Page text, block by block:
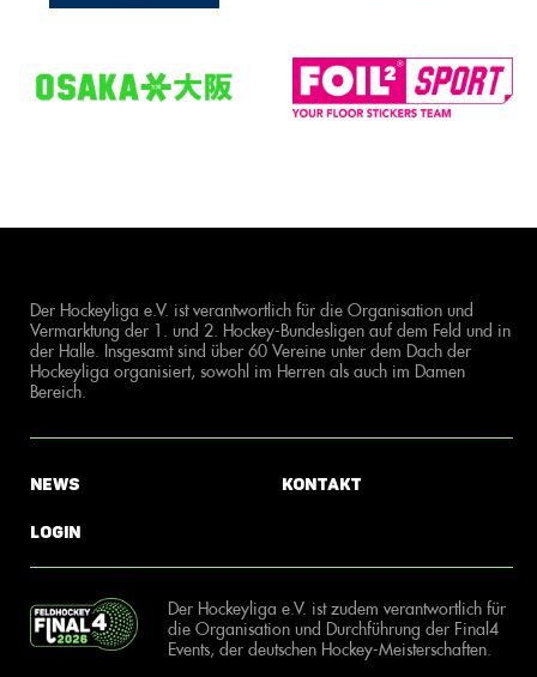
Der Hockeyliga e.V. ist verantwortlich für die Organisation und
Vermarktung der 1. und 2. Hockey-Bundesligen auf dem Feld und in
der Halle. Insgesamt sind über 60 Vereine unter dem Dach der
Hockeyliga organisiert, sowohl im Herren als auch im Damen
Bereich.
News
Login
Kontakt
Der Hockeyliga e.V. ist zudem verantwortlich für
die Organisation und Durchführung der Final4
Events, der deutschen Hockey-Meisterschaften.